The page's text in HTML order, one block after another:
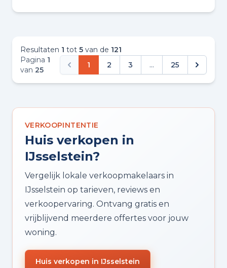
Resultaten 1 tot 5 van de 121
Pagina 1
van 25
1 2 3 ... 25
VERKOOPINTENTIE
Huis verkopen in
IJsselstein?
Vergelijk lokale verkoopmakelaars in
IJsselstein op tarieven, reviews en
verkoopervaring. Ontvang gratis en
vrijblijvend meerdere offertes voor jouw
woning.
Huis verkopen in IJsselstein